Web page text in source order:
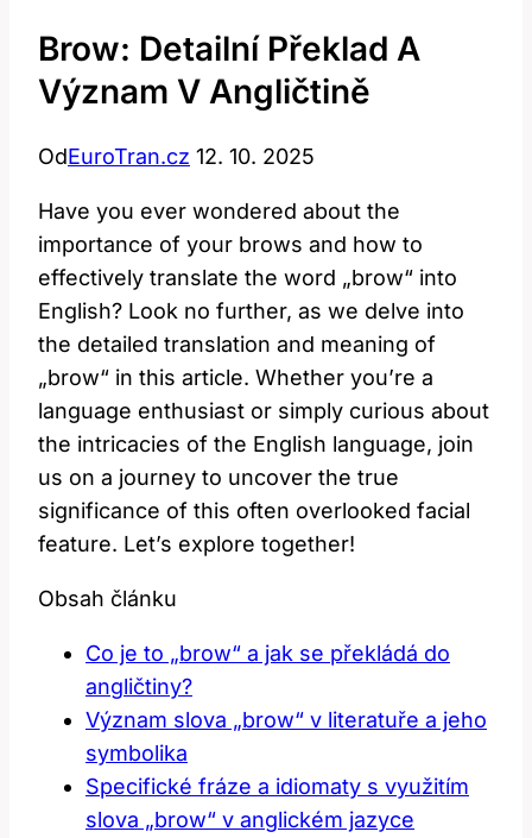
Brow: Detailní Překlad A
Význam V Angličtině
OdEuroTran.cz 12. 10. 2025
Have you ever wondered about the
importance of your brows and how to
effectively translate the word „brow“ into
English? Look no further, as we delve into
the detailed translation and meaning of
„brow“ in this article. Whether you’re a
language enthusiast or simply curious about
the intricacies of the English language, join
us on a journey to uncover the true
significance of this often overlooked facial
feature. Let’s explore together!
Obsah článku
Co je to „brow“ a jak se překládá do
angličtiny?
Význam slova „brow“ v literatuře a jeho
symbolika
Specifické fráze a idiomaty s využitím
slova „brow“ v anglickém jazyce